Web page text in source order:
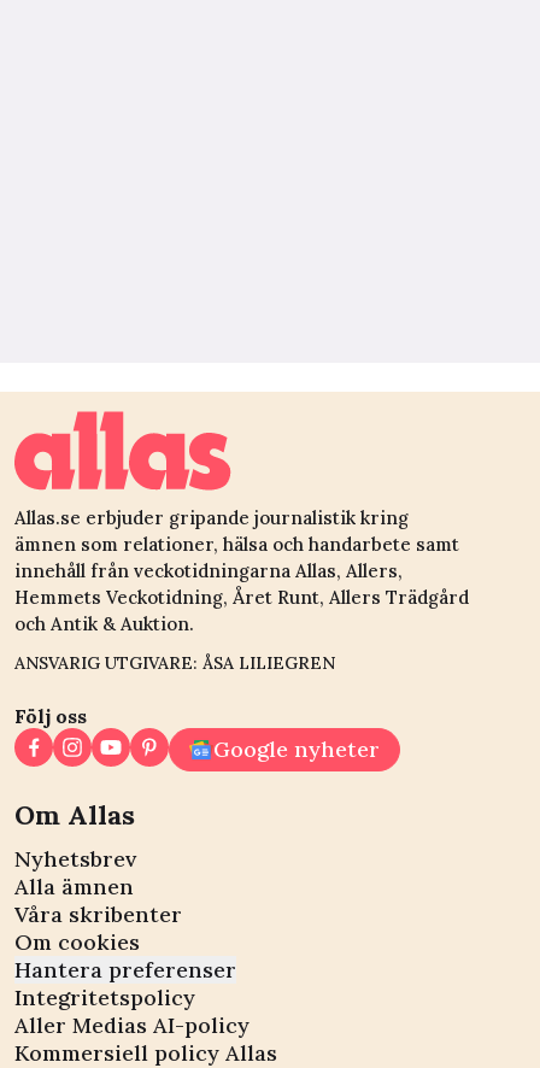
Allas.se erbjuder gripande journalistik kring
ämnen som relationer, hälsa och handarbete samt
innehåll från veckotidningarna Allas, Allers,
Hemmets Veckotidning, Året Runt, Allers Trädgård
och Antik & Auktion.
ANSVARIG UTGIVARE: ÅSA LILIEGREN
Följ oss
Google nyheter
Om Allas
Nyhetsbrev
Alla ämnen
Våra skribenter
Om cookies
Hantera preferenser
Integritetspolicy
Aller Medias AI-policy
Kommersiell policy Allas